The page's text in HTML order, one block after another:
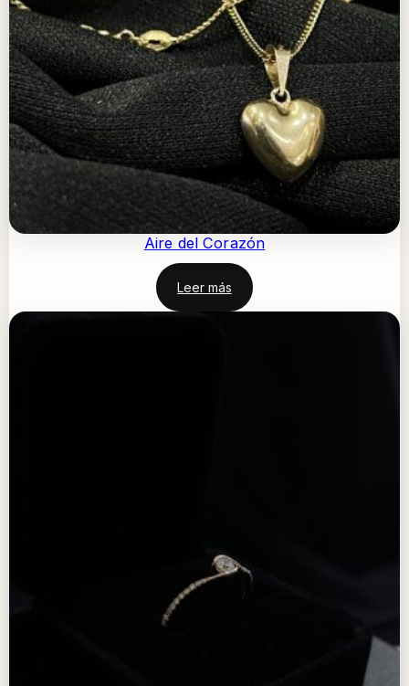
Aire del Corazón
Leer más